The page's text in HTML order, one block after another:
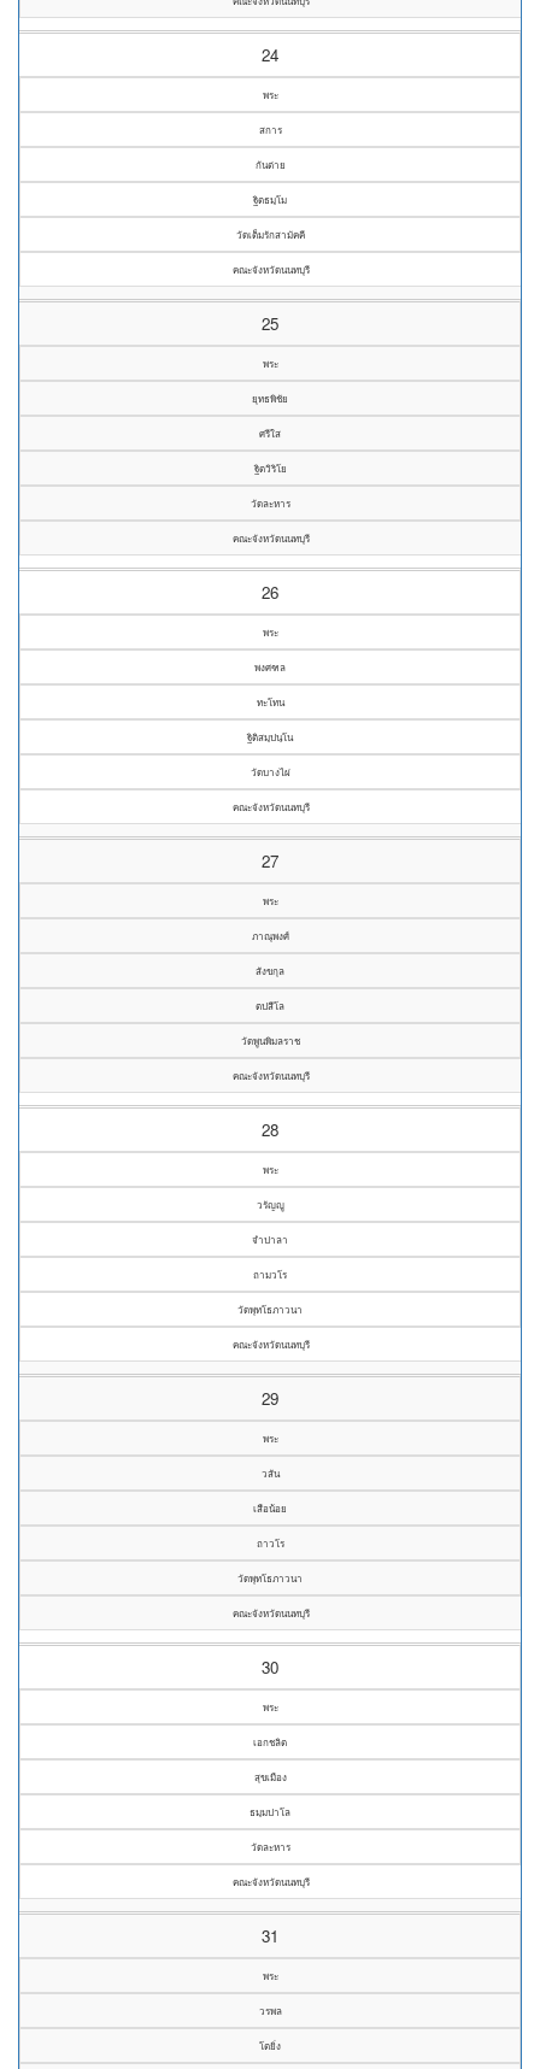
24
พระ
สการ
กันต่าย
ฐิตธมฺโม
วัดเต็มรักสามัคคี
คณะจังหวัดนนทบุรี
25
พระ
ยุทธพิชัย
ศรีใส
ฐิตวิริโย
วัดละหาร
คณะจังหวัดนนทบุรี
26
พระ
พงศฑล
ทะโทน
ฐิติสมฺปนฺโน
วัดบางไผ่
คณะจังหวัดนนทบุรี
27
พระ
ภาณุพงศ์
สังขกุล
ตปสีโล
วัดพูนพิมลราช
คณะจังหวัดนนทบุรี
28
พระ
วรัญญู
จำปาลา
ถามวโร
วัดพุทโธภาวนา
คณะจังหวัดนนทบุรี
29
พระ
วสัน
เสือน้อย
ถาวโร
วัดพุทโธภาวนา
คณะจังหวัดนนทบุรี
30
พระ
เอกชลิต
สุขเมือง
ธมฺมปาโล
วัดละหาร
คณะจังหวัดนนทบุรี
31
พระ
วรพล
โตยิ่ง